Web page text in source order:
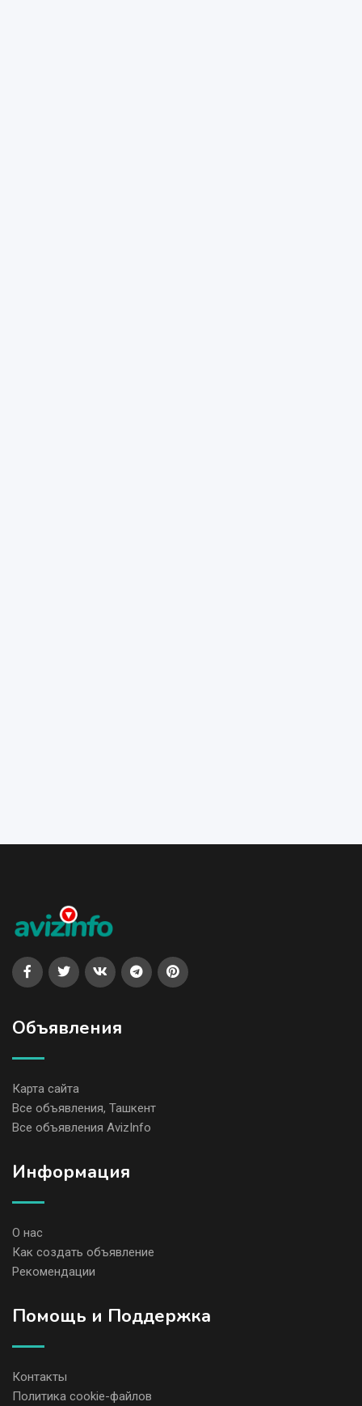
Объявления
Карта сайта
Все объявления, Ташкент
Все объявления AvizInfo
Информация
О нас
Как создать объявление
Рекомендации
Помощь и Поддержка
Контакты
Политика cookie-файлов